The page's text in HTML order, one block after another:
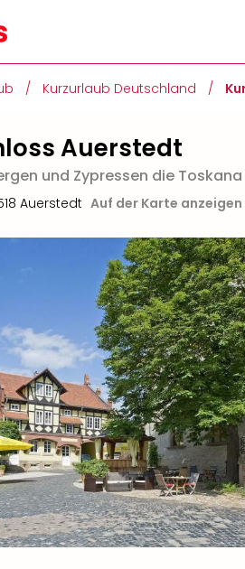
/ Kurzurlaub Deutschland /
Auerstedt
und Zypressen die
Auerstedt Auf der Karte anzeigen